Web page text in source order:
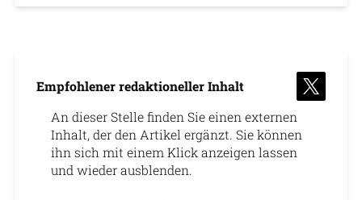
Empfohlener redaktioneller Inhalt
An dieser Stelle finden Sie einen externen
Inhalt, der den Artikel ergänzt. Sie können
ihn sich mit einem Klick anzeigen lassen
und wieder ausblenden.